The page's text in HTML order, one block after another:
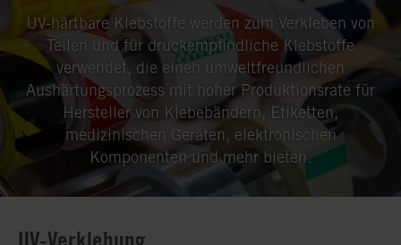
UV-härtbare Klebstoffe werden zum Verkleben von
Teilen und für druckempfindliche Klebstoffe
verwendet, die einen umweltfreundlichen
Aushärtungsprozess mit hoher Produktionsrate für
Hersteller von Klebebändern, Etiketten,
medizinischen Geräten, elektronischen
Komponenten und mehr bieten.